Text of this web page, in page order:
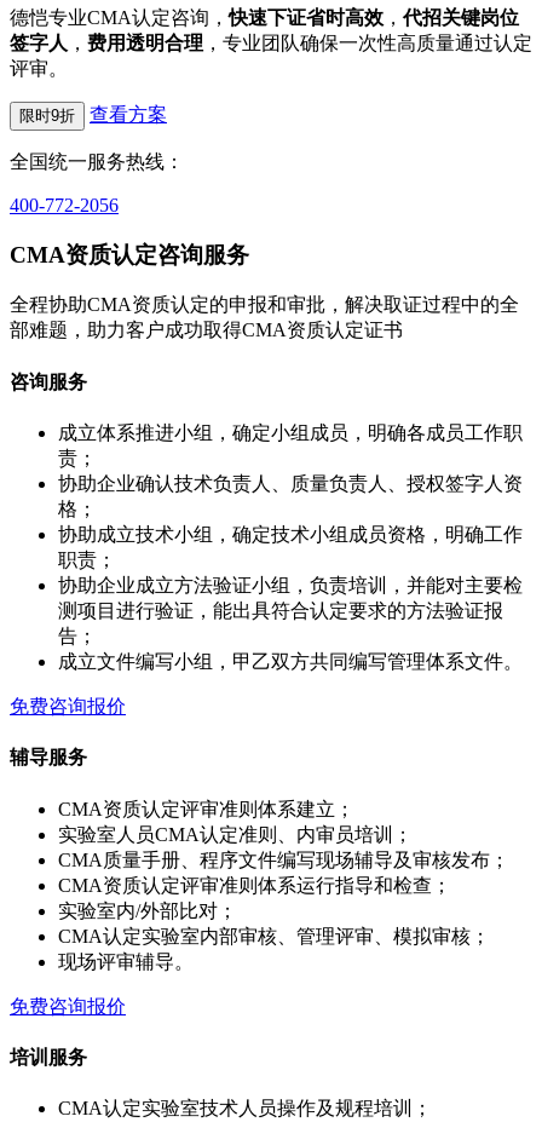
德恺专业CMA认定咨询，快速下证省时高效 ，代招关键岗位
签字人 ， 费用透明合理 ，专业团队确保一次性高质量通过认定
评审。
限时9折 查看方案
全国统一服务热线：
400-772-2056
CMA资质认定咨询服务
全程协助CMA资质认定的申报和审批，解决取证过程中的全
部难题，助力客户成功取得CMA资质认定证书
咨询服务
成立体系推进小组，确定小组成员，明确各成员工作职
责；
协助企业确认技术负责人、质量负责人、授权签字人资
格；
协助成立技术小组，确定技术小组成员资格，明确工作
职责；
协助企业成立方法验证小组，负责培训，并能对主要检
测项目进行验证，能出具符合认定要求的方法验证报
告；
成立文件编写小组，甲乙双方共同编写管理体系文件。
免费咨询报价
辅导服务
CMA资质认定评审准则体系建立；
实验室人员CMA认定准则、内审员培训；
CMA质量手册、程序文件编写现场辅导及审核发布；
CMA资质认定评审准则体系运行指导和检查；
实验室内/外部比对；
CMA认定实验室内部审核、管理评审、模拟审核；
现场评审辅导。
免费咨询报价
培训服务
CMA认定实验室技术人员操作及规程培训；